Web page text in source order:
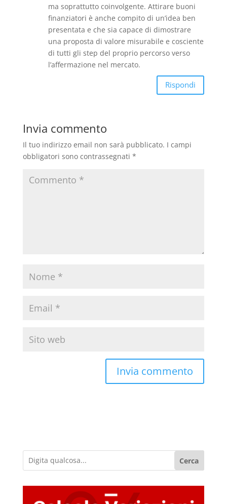
ma soprattutto coinvolgente. Attirare buoni
finanziatori è anche compito di un’idea ben
presentata e che sia capace di dimostrare
una proposta di valore misurabile e cosciente
di tutti gli step del proprio percorso verso
l’affermazione nel mercato.
Rispondi
Invia commento
Il tuo indirizzo email non sarà pubblicato. I campi
obbligatori sono contrassegnati *
Cerca